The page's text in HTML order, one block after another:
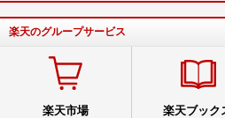
楽天のグループサービス
楽天市場 楽天ブック